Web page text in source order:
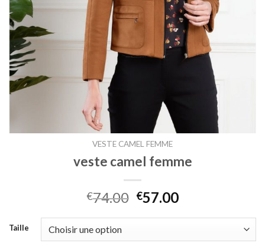
VESTE CAMEL FEMME
veste camel femme
€74.00 €57.00
Taille